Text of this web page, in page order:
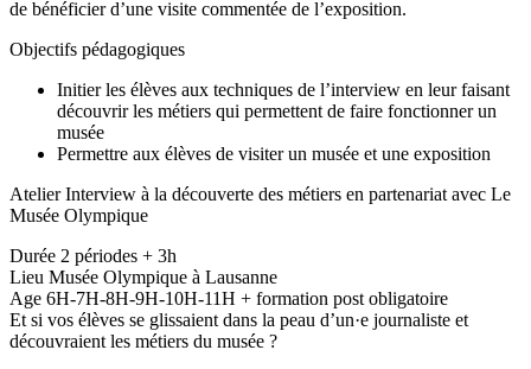
de bénéficier d’une visite commentée de l’exposition.
Objectifs pédagogiques
Initier les élèves aux techniques de l’interview en leur faisant
découvrir les métiers qui permettent de faire fonctionner un
musée
Permettre aux élèves de visiter un musée et une exposition
Atelier Interview à la découverte des métiers en partenariat avec Le
Musée Olympique
Durée 2 périodes + 3h
Lieu Musée Olympique à Lausanne
Age 6H-7H-8H-9H-10H-11H + formation post obligatoire
Et si vos élèves se glissaient dans la peau d’un·e journaliste et
découvraient les métiers du musée ?